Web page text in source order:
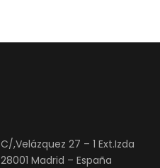
C/,Velázquez 27 – 1 Ext.Izda
28001 Madrid – España